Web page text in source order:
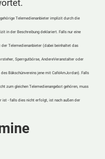
Telemedienanbieter implizit durch die
in der Beschreibung deklariert. Falls nur eine
Telemedienanbieter (dabei beinhaltet das
Sperrgutbörse, AndereVeranstalter oder
Bäkschünvereins jene mit CaféAmJordan). Falls
zum gleichen Telemedienangebot gehören, muss
ist - falls dies nicht erfolgt, ist nach außen der